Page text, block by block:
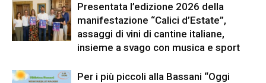
Presentata l’edizione 2026 della
manifestazione “Calici d’Estate”,
assaggi di vini di cantine italiane,
insieme a svago con musica e sport
Per i più piccoli alla Bassani “Oggi